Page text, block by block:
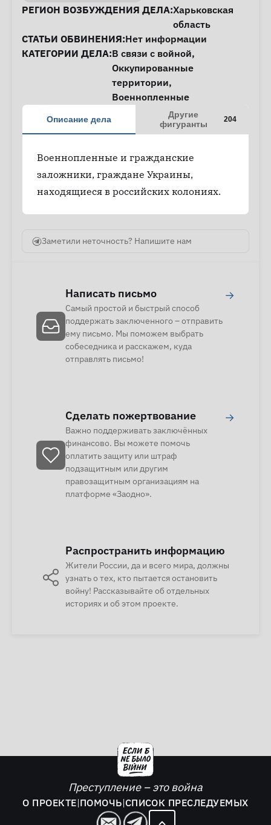
Информация о деле
РЕГИОН ВОЗБУЖДЕНИЯ ДЕЛА:Харьковская
область
СТАТЬИ ОБВИНЕНИЯ:Нет информации
КАТЕГОРИИ ДЕЛА:В связи с войной,
Оккупированные
территории,
Военнопленные
Описание дела
Другие
фигуранты
204
Военнопленные и гражданские
заложники, граждане Украины,
находящиеся в российских колониях.
Заметили неточность? Напишите нам
Написать письмо
Самый простой и быстрый способ
поддержать заключенного – отправить
ему письмо. Мы поможем выбрать
собеседника и расскажем, куда
отправлять письмо!
→
Сделать пожертвование
Важно поддерживать заключённых
финансово. Вы можете помочь
оплатить защиту или штраф
подзащитным или другим
правозащитным организациям на
платформе «Заодно».
→
Распространить информацию
Жители России, да и всего мира, должны
узнать о тех, кто пытается остановить
войну! Рассказывайте об отдельных
историях и об этом проекте.
Преступление – это война
О ПРОЕКТЕ|ПОМОЧЬ|СПИСОК ПРЕСЛЕДУЕМЫХ